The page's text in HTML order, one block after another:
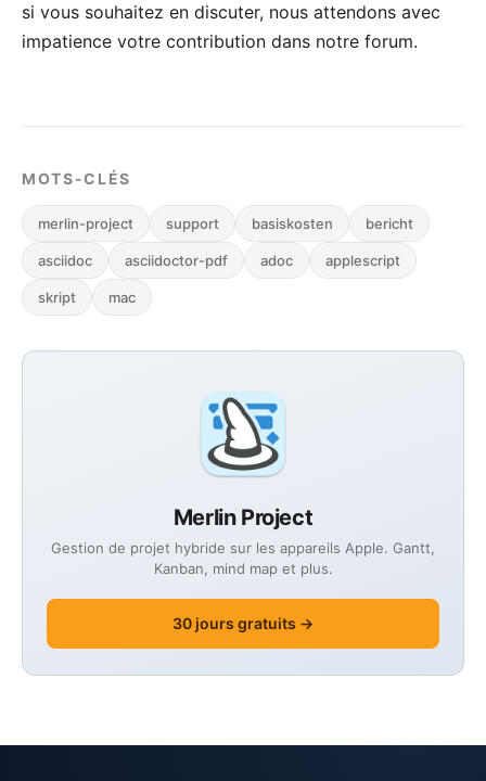
Merlin Project
Gestion de projet hybride sur les appareils Apple. Gantt,
Kanban, mind map et plus.
30 jours gratuits →
si vous souhaitez en discuter, nous attendons avec
impatience votre contribution dans notre forum.
MOTS-CLÉS
merlin-project support basiskosten bericht
asciidoc asciidoctor-pdf adoc applescript
skript mac